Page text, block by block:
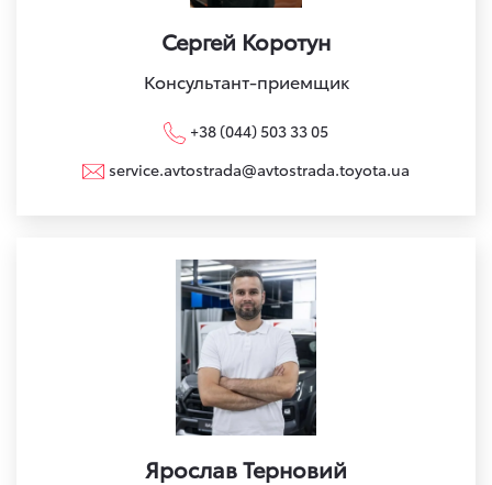
Сергей Коротун
Консультант-приемщик
+38 (044) 503 33 05
service.avtostrada@avtostrada.toyota.ua
Ярослав Терновий